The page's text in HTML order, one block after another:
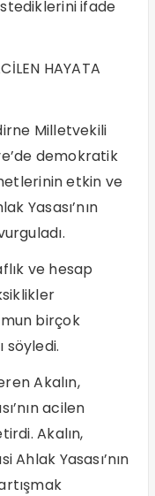
ifade
HAYATA
Milletvekili
demokratik
etkin ve
Yasası’nın
ve hesap
birçok
söyledi.
Akalın,
acilen
Akalın,
Ahlak Yasası’nın